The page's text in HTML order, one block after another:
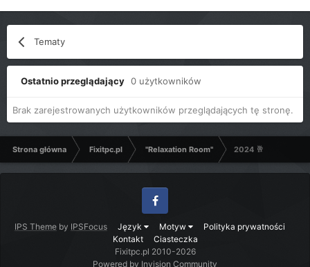
Tematy
Ostatnio przeglądający 0 użytkowników
Brak zarejestrowanych użytkowników przeglądających tę stronę.
Strona główna Fixitpc.pl "Relaxation Room" 2024 ​🥂
IPS Theme by IPSFocus Język Motyw
Polityka prywatności
Kontakt
Ciasteczka
Facebook
Fixitpc.pl 2010-2026
Powered by Invision Community